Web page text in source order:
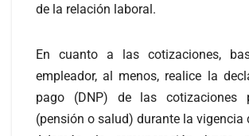
de la relación laboral.
En cuanto a las cotizaciones,
empleador, al menos, realice la
pago (DNP) de las cotizaciones
(pensión o salud) durante la vigencia